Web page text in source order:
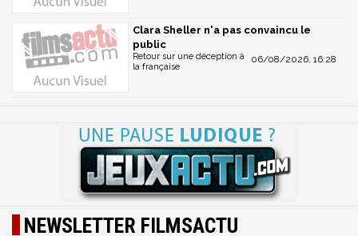
Clara Sheller n'a pas convaincu le
public
06/08/2026, 16:28
Retour sur une déception à
la française
NEWSLETTER FILMSACTU